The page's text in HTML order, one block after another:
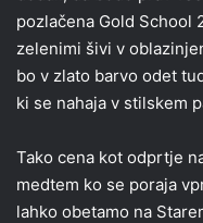
pozlačena Gold School
zelenimi šivi v
bo v zlato barvo odet
ki se nahaja v stilskem
Tako cena kot odprtje
medtem ko se poraja
lahko obetamo na